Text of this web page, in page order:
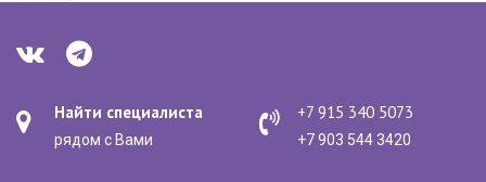
+7 915 340 5073
+7 903 544 3420
Найти специалиста
рядом с Вами